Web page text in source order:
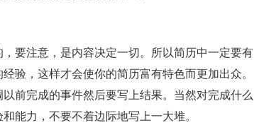
要注意，是内容决定一切。所以简历中一定要有
验，这样才会使你的简历富有特色而更加出众。
前完成的事件然后要写上结果。当然对完成什么
能力，不要不着边际地写上一大堆。